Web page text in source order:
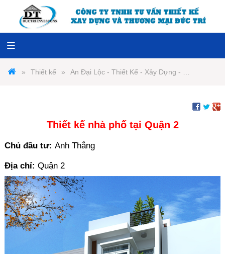
Thiết kế
Thiết kế nhà phố tại Quận 2
Chủ đầu tư: Anh Thắng
Địa chỉ: Quận 2